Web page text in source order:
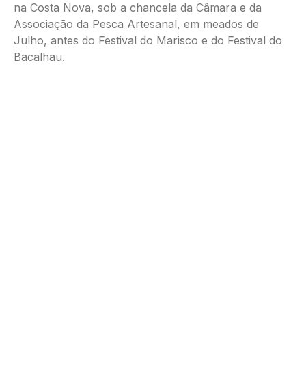
na Costa Nova, sob a chancela da Câmara e da
Associação da Pesca Artesanal, em meados de
Julho, antes do Festival do Marisco e do Festival do
Bacalhau.